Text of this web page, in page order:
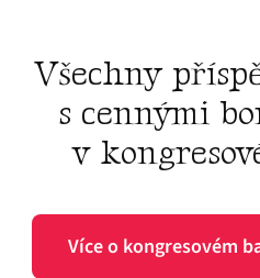
Všechny
s cennými
v
Více o kongresovém